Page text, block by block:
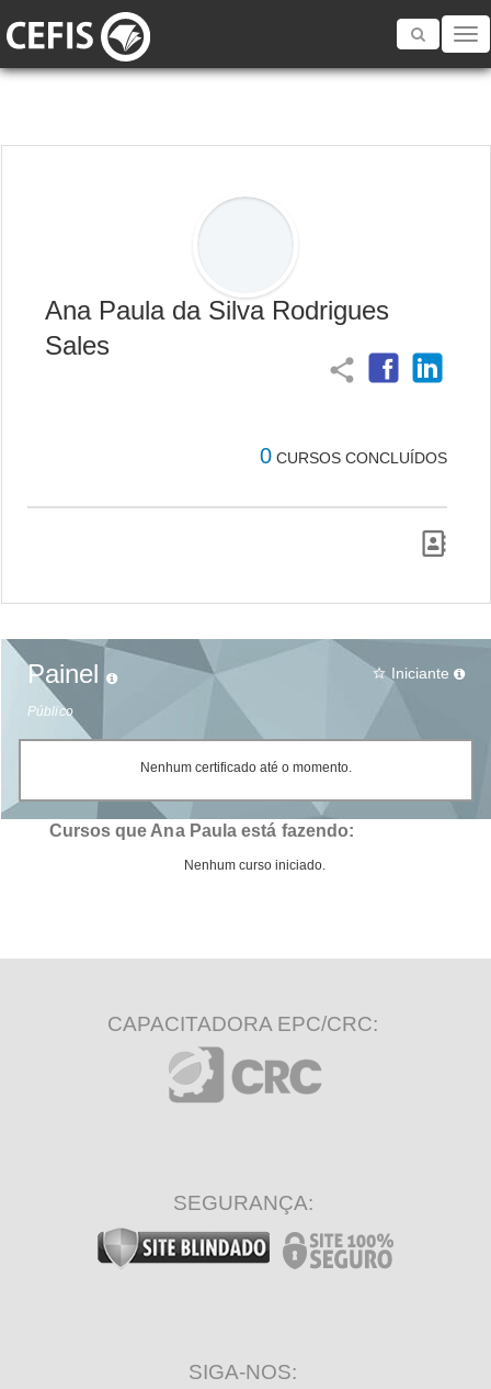
Toggle
Ana Paula da Silva Rodrigues
Sales
share
0 CURSOS CONCLUÍDOS
Painel
Público
star_border Iniciante
Nenhum certificado até o momento.
Cursos que Ana Paula está fazendo:
Nenhum curso iniciado.
CAPACITADORA EPC/CRC:
SEGURANÇA:
SIGA-NOS: